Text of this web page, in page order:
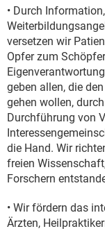
• Durch
versetzen wir
Opfer zum
geben allen, die
gehen wollen,
Durchführung von
die Hand. Wir
freien
Forschern
• Wir fördern das
Ärzten,